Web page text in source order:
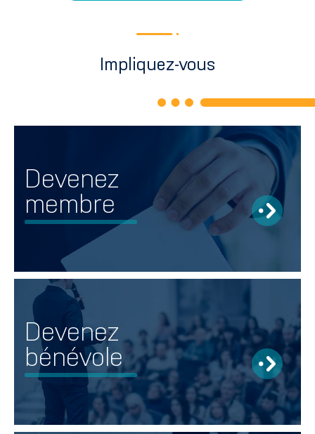
Impliquez-vous
Devenez
membre
Devenez
bénévole